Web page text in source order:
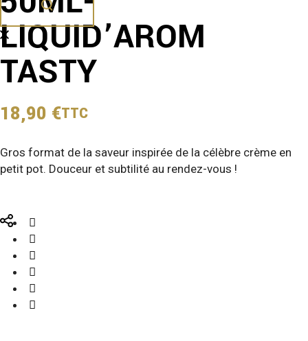
LIQUID’AROM
TASTY
18,90 €TTC
Gros format de la saveur inspirée de la célèbre crème en
petit pot. Douceur et subtilité au rendez-vous !